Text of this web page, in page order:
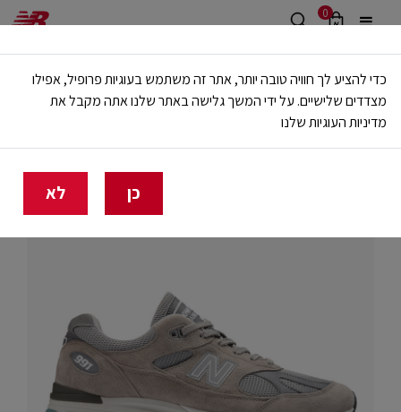
0
משלוח חינם מעל 499 ש"ח
🔥 20% הנחה על כל הביגוד באתר ובחנויות - לזמן מוגבל
בית Made in UK&US
כדי להציע לך חוויה טובה יותר, אתר זה משתמש בעוגיות פרופיל, אפילו
מצדדים שלישיים. על ידי המשך גלישה באתר שלנו אתה מקבל את
מדיניות העוגיות שלנו
כן לא